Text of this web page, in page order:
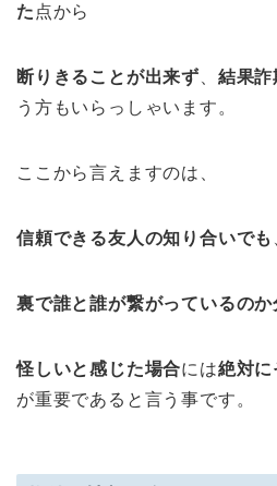
た 点から
断りきることが出来ず 結果詐
う方もいらっしゃいます。
ここから言えますのは、
信頼できる友人の知り合いでも
裏で誰と誰が繋がっているの
怪しいと感じた場合には絶対に
が重要であると言う事です。